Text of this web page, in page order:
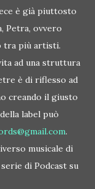
è già piuttosto
Petra, ovvero
tra più artisti.
ad una struttura
è di riflesso ad
creando il giusto
label può
.
musicale di
di Podcast su